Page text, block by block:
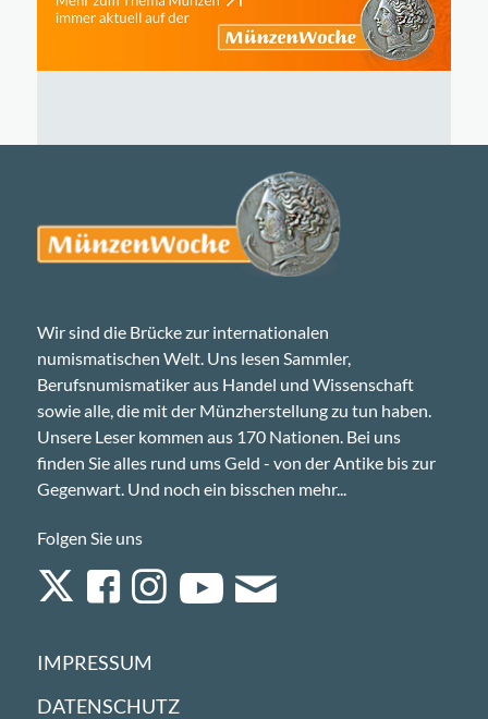
Wir sind die Brücke zur internationalen
numismatischen Welt. Uns lesen Sammler,
Berufsnumismatiker aus Handel und Wissenschaft
sowie alle, die mit der Münzherstellung zu tun haben.
Unsere Leser kommen aus 170 Nationen. Bei uns
finden Sie alles rund ums Geld - von der Antike bis zur
Gegenwart. Und noch ein bisschen mehr...
Folgen Sie uns
IMPRESSUM
DATENSCHUTZ